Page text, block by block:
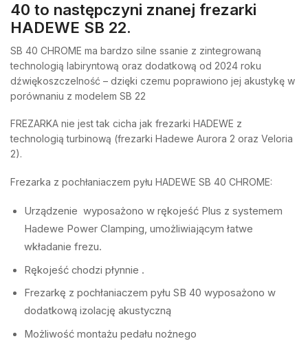
40 to następczyni znanej frezarki
HADEWE SB 22.
SB 40 CHROME ma bardzo silne ssanie z zintegrowaną
technologią labiryntową oraz dodatkową od 2024 roku
dźwiękoszczelność – dzięki czemu poprawiono jej akustykę w
porównaniu z modelem SB 22
FREZARKA nie jest tak cicha jak frezarki HADEWE z
technologią turbinową (frezarki Hadewe Aurora 2 oraz Veloria
2).
Frezarka z pochłaniaczem pyłu HADEWE SB 40 CHROME:
Urządzenie wyposażono w rękojeść Plus z systemem
Hadewe Power Clamping, umożliwiającym łatwe
wkładanie frezu.
Rękojeść chodzi płynnie .
Frezarkę z pochłaniaczem pyłu SB 40 wyposażono w
dodatkową izolację akustyczną
Możliwość montażu pedału nożnego